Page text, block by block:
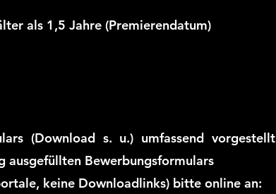
als 1,5 Jahre (Premierendatum)
(Download s. u.) umfassend vorgestellt
ausgefüllten Bewerbungsformulars
keine Downloadlinks) bitte online an: